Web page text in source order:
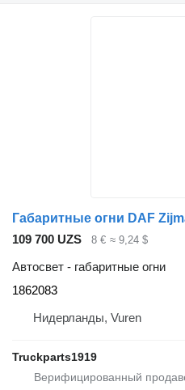
109 700 UZS 8 € ≈ 9,24 $
Автосвет - габаритные огни
1862083
Нидерланды, Vuren
Truckparts1919